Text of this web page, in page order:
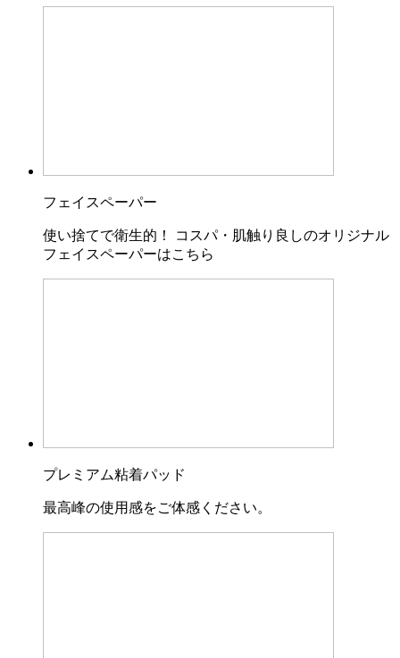
フェイスペーパー
使い捨てで衛生的！ コスパ・肌触り良しのオリジナル
フェイスペーパーはこちら
プレミアム粘着パッド
最高峰の使用感をご体感ください。